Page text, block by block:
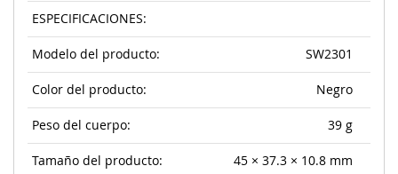
ESPECIFICACIONES:
Modelo del producto: SW2301
Color del producto: Negro
Peso del cuerpo: 39 g
Tamaño del producto: 45 × 37.3 × 10.8 mm